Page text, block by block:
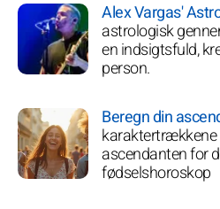
Alex Vargas'
astrologisk
en indsigtsfuld,
person.
Beregn din
karaktertrækkene
ascendanten for
fødselshoroskop